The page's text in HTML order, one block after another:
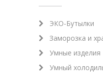
ЭКО-Бутылки
Заморозка и
Умные изделия
Умный